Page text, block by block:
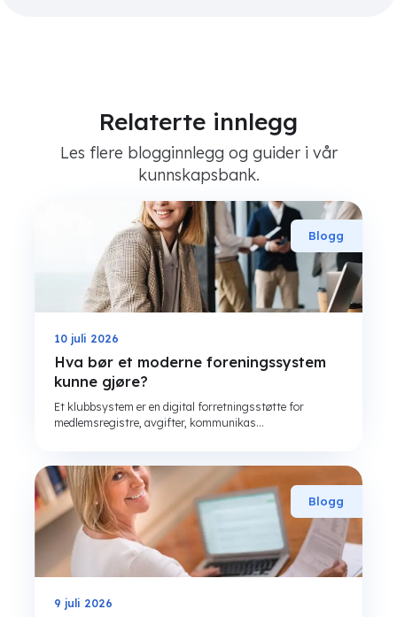
Relaterte innlegg
Les flere blogginnlegg og guider i vår
kunnskapsbank.
Blogg
10 juli 2026
Hva bør et moderne foreningssystem
kunne gjøre?
Et klubbsystem er en digital forretningsstøtte for
medlemsregistre, avgifter, kommunikas...
Blogg
9 juli 2026